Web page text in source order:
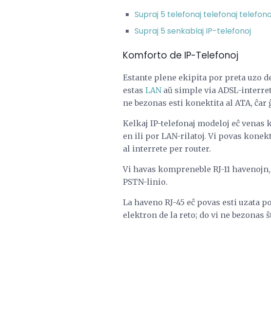
Supraj 5 telefonaj telefonaj
Supraj 5 senkablaj IP-telefonoj
Komforto de IP-Telefonoj
Estante plene ekipita por preta uzo
estas LANaŭ simple via ADSL-
ne bezonas esti konektita al ATA,
Kelkaj IP-telefonaj modeloj eĉ venas
en ili por LAN-rilatoj. Vi povas
al interrete per router.
Vi havas kompreneble RJ-11
PSTN-linio.
La haveno RJ-45 eĉ povas esti
elektron de la reto; do vi ne